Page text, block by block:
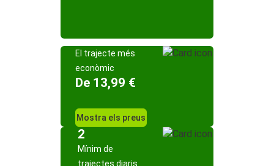
El trajecte més
econòmic
De 13,99 €
Mostra els preus
2
Mínim de
trajectes diaris